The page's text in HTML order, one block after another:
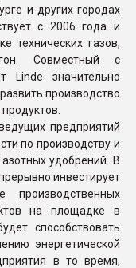
и других городах
с 2006 года и
технических газов,
Совместный с
Linde значительно
производство
предприятий
по производству и
удобрений. В
инвестирует
на площадке в
способствовать
энергетической
в то время,